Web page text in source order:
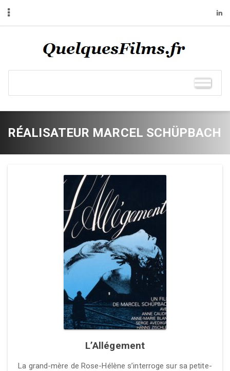
RÉALISATEUR MARCEL SCHÜPBACH
L’Allégement
La grand-mère de Rose-Hélène s’interroge sur sa petite-